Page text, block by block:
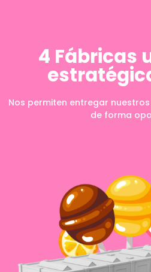
4 Fábricas
Nos permiten entregar
de forma